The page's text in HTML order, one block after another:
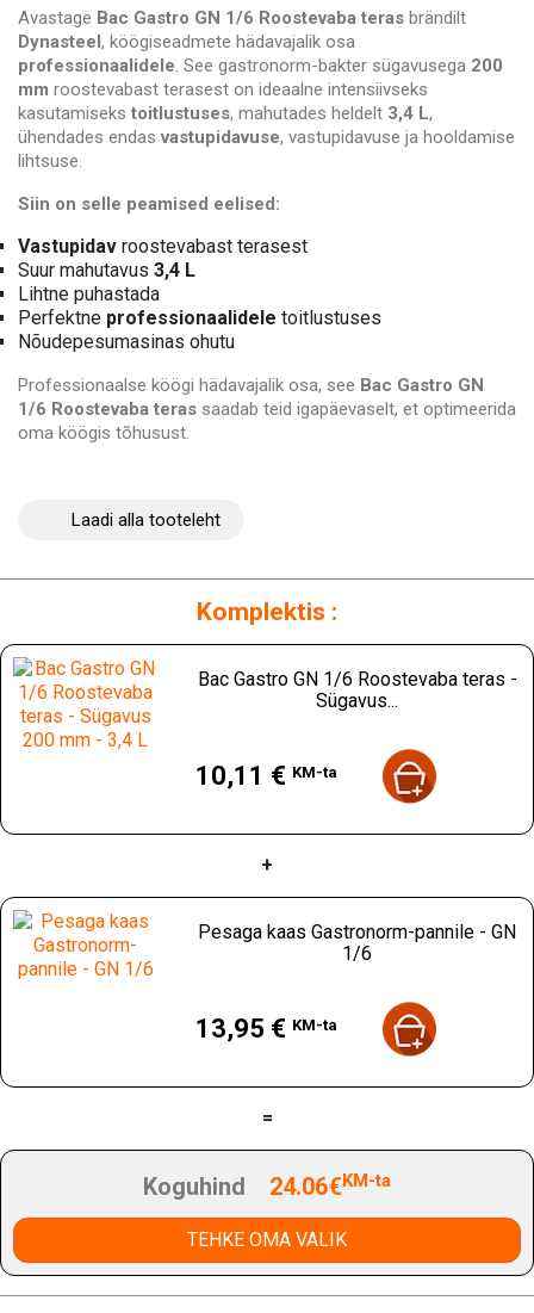
Avastage Bac Gastro GN 1/6 Roostevaba teras brändilt
Dynasteel , köögiseadmete hädavajalik osa
professionaalidele. See gastronorm-bakter sügavusega 200
mm roostevabast terasest on ideaalne intensiivseks
kasutamiseks toitlustuses, mahutades heldelt 3,4 L,
ühendades endasvastupidavuse, vastupidavuse ja hooldamise
lihtsuse.
Siin on selle peamised eelised:
Vastupidav roostevabast terasest
Suur mahutavus 3,4 L
Lihtne puhastada
Perfektne professionaalidele toitlustuses
Nõudepesumasinas ohutu
Professionaalse köögi hädavajalik osa, see Bac Gastro GN
1/6 Roostevaba teras saadab teid igapäevaselt, et optimeerida
oma köögis tõhusust.
Laadi alla tooteleht
Komplektis :
Bac Gastro GN 1/6 Roostevaba teras -
Sügavus...
10,11 € KM-ta
+
Pesaga kaas Gastronorm-pannile - GN
1/6
13,95 € KM-ta
=
Koguhind 24.06€KM-ta
TEHKE OMA VALIK